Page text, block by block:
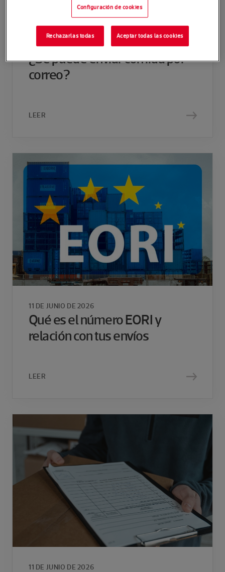
9 DE JULIO DE 2026
¿Se puede enviar comida por
correo?
LEER
11 DE JUNIO DE 2026
Qué es el número EORI y
relación con tus envíos
LEER
11 DE JUNIO DE 2026
Configuración de cookies
Rechazarlas todas Aceptar todas las cookies